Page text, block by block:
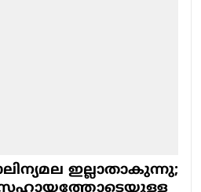
ഇല്ലാതാകുന്നു;